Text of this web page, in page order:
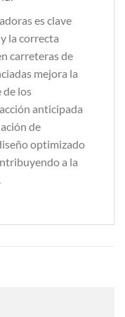
es clave
la correcta
carreteras de
mejora la
de los
anticipada
de
optimizado
a la